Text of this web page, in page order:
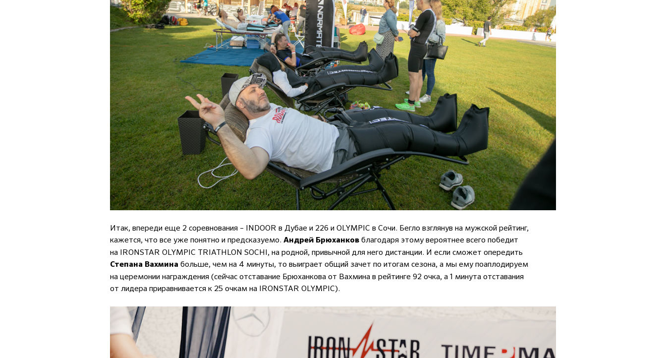
Итак, впереди еще 2 соревнования – INDOOR в Дубае и 226 и OLYMPIC в Сочи. Бегло взглянув на мужской рейтинг,
кажется, что все уже понятно и предсказуемо. Андрей Брюханков благодаря этому вероятнее всего победит
на IRONSTAR OLYMPIC TRIATHLON SOCHI, на родной, привычной для него дистанции. И если сможет опередить
Степана Вахмина больше, чем на 4 минуты, то выиграет общий зачет по итогам сезона, а мы ему поаплодируем
на церемонии награждения (сейчас отставание Брюханкова от Вахмина в рейтинге 92 очка, а 1 минута отставания
от лидера приравнивается к 25 очкам на IRONSTAR OLYMPIC).